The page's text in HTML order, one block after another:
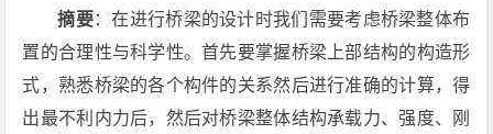
摘要：在进行桥梁的设计时我们需要考虑桥梁整体布
置的合理性与科学性。首先要掌握桥梁上部结构的构造形
式，熟悉桥梁的各个构件的关系然后进行准确的计算，得
出最不利内力后，然后对桥梁整体结构承载力、强度、刚